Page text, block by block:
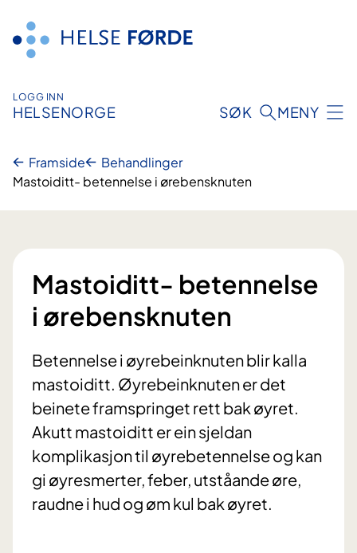
innhald
LOGG INN
HELSENORGE SØK MENY
Framside
Behandlinger
Mastoiditt- betennelse i ørebensknuten
Mastoiditt- betennelse
i ørebensknuten
Betennelse i øyrebeinknuten blir kalla
mastoiditt. Øyrebeinknuten er det
beinete framspringet rett bak øyret.
Akutt mastoiditt er ein sjeldan
komplikasjon til øyrebetennelse og kan
gi øyresmerter, feber, utståande øre,
raudne i hud og øm kul bak øyret.